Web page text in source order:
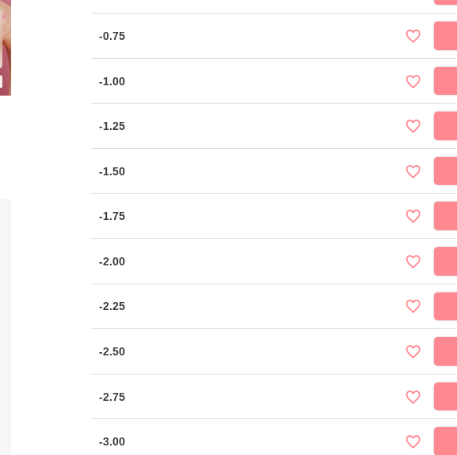
-0.75
-1.00
-1.25
-1.50
-1.75
-2.00
-2.25
-2.50
-2.75
-3.00